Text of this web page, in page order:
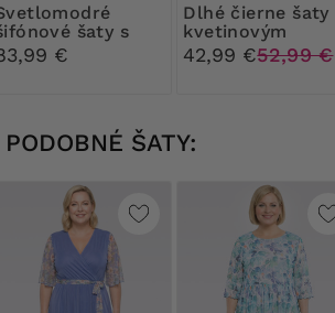
šaty s
€
Dlhé čierne šaty s
kvetinovým
vzorom
42,99 €52,99 €
PODOBNÉ ŠATY: